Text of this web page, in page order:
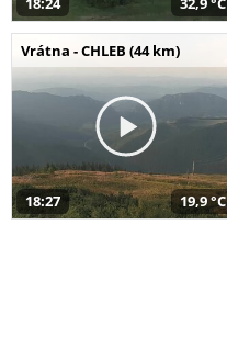
Vrátna - CHLEB (44 km)
18:27 19,9 °C